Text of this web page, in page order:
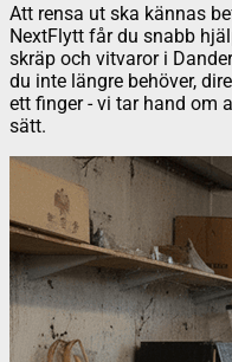
Att rensa ut ska kännas
NextFlytt får du snabb
skräp och vitvaror i
du inte längre behöver,
ett finger - vi tar hand om
sätt.